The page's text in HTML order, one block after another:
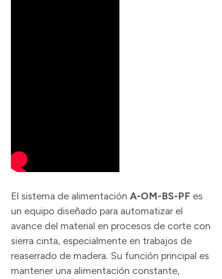
El sistema de alimentaciónA-OM-BS-PF es
un equipo diseñado para automatizar el
avance del material en procesos de corte con
sierra cinta, especialmente en trabajos de
reaserrado de madera. Su función principal es
mantener una alimentación constante,